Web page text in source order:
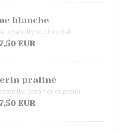
blanche
chantilly et chocolat
EUR
praliné
caramel et pralin
EUR